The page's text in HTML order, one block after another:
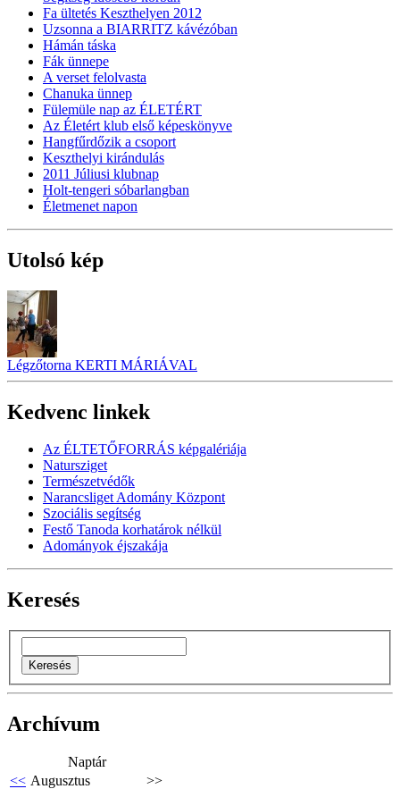
Fa ültetés Keszthelyen 2012
Uzsonna a BIARRITZ kávézóban
Hámán táska
Fák ünnepe
A verset felolvasta
Chanuka ünnep
Fülemüle nap az ÉLETÉRT
Az Életért klub első képeskönyve
Hangfűrdőzik a csoport
Keszthelyi kirándulás
2011 Júliusi klubnap
Holt-tengeri sóbarlangban
Életmenet napon
Utolsó kép
Légzőtorna KERTI MÁRIÁVAL
Kedvenc linkek
Az ÉLTETŐFORRÁS képgalériája
Natursziget
Természetvédők
Narancsliget Adomány Központ
Szociális segítség
Festő Tanoda korhatárok nélkül
Adományok éjszakája
Keresés
Archívum
Naptár
<< Augusztus
>>